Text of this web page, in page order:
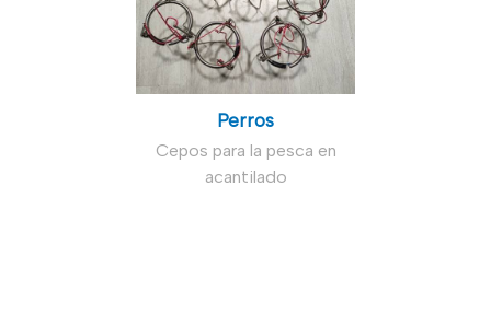
Perros
Cepos para la pesca en
acantilado